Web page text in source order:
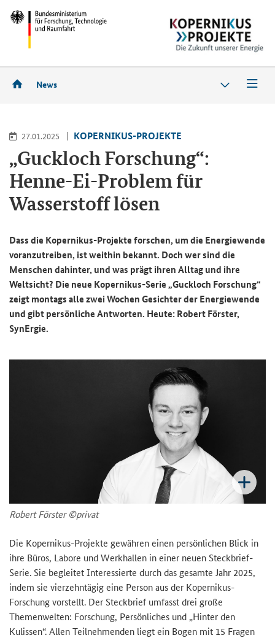
News
27.01.2025 KOPERNIKUS-PROJEKTE
„Guckloch Forschung“:
Henne-Ei-Problem für
Wasserstoff lösen
Dass die Kopernikus-Projekte forschen, um die Energiewende
voranzutreiben, ist weithin bekannt. Doch wer sind die
Menschen dahinter, und was prägt ihren Alltag und ihre
Weltsicht? Die neue Kopernikus-Serie „Guckloch Forschung“
zeigt montags alle zwei Wochen Gesichter der Energiewende
und gibt persönliche Antworten. Heute: Robert Förster,
SynErgie.
Robert Förster ©privat
Die Kopernikus-Projekte gewähren einen persönlichen Blick in
ihre Büros, Labore und Werkhallen in einer neuen Steckbrief-
Serie. Sie begleitet Interessierte durch das gesamte Jahr 2025,
indem sie vierzehntägig eine Person aus der Kopernikus-
Forschung vorstellt. Der Steckbrief umfasst drei große
Themenwelten: Forschung, Persönliches und „Hinter den
Kulissen“. Allen Teilnehmenden liegt ein Bogen mit 15 Fragen